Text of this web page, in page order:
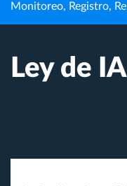
Monitoreo, Registro,
Ley de